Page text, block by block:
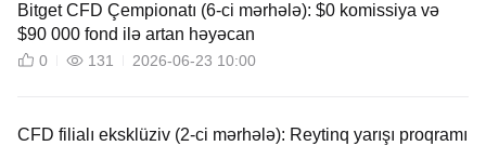
Bitget CFD Çempionatı (6-ci mərhələ): $0 komissiya və
$90 000 fond ilə artan həyəcan
0 131 2026-06-23 10:00
CFD filialı eksklüziv (2-ci mərhələ): Reytinq yarışı proqramı